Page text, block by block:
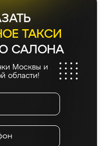
ТАКСИ
САЛОНА
Москвы и
области!